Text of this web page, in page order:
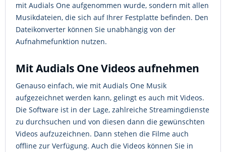
mit Audials One aufgenommen wurde, sondern mit allen
Musikdateien, die sich auf Ihrer Festplatte befinden. Den
Dateikonverter können Sie unabhängig von der
Aufnahmefunktion nutzen.
Mit Audials One Videos aufnehmen
Genauso einfach, wie mit Audials One Musik
aufgezeichnet werden kann, gelingt es auch mit Videos.
Die Software ist in der Lage, zahlreiche Streamingdienste
zu durchsuchen und von diesen dann die gewünschten
Videos aufzuzeichnen. Dann stehen die Filme auch
offline zur Verfügung. Auch die Videos können Sie in